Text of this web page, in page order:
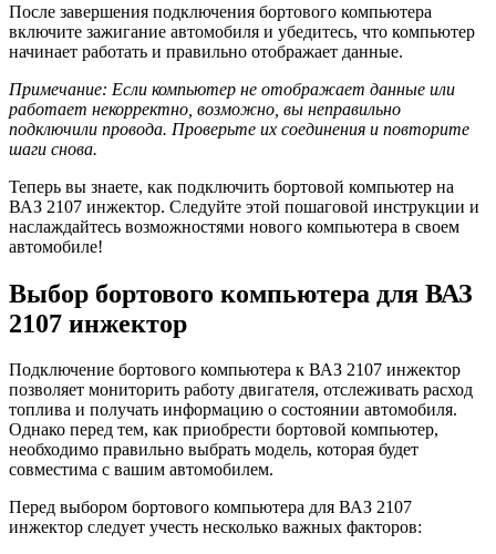
После завершения подключения бортового компьютера
включите зажигание автомобиля и убедитесь, что компьютер
начинает работать и правильно отображает данные.
Примечание: Если компьютер не отображает данные или
работает некорректно, возможно, вы неправильно
подключили провода. Проверьте их соединения и повторите
шаги снова.
Теперь вы знаете, как подключить бортовой компьютер на
ВАЗ 2107 инжектор. Следуйте этой пошаговой инструкции и
наслаждайтесь возможностями нового компьютера в своем
автомобиле!
Выбор бортового компьютера для ВАЗ
2107 инжектор
Подключение бортового компьютера к ВАЗ 2107 инжектор
позволяет мониторить работу двигателя, отслеживать расход
топлива и получать информацию о состоянии автомобиля.
Однако перед тем, как приобрести бортовой компьютер,
необходимо правильно выбрать модель, которая будет
совместима с вашим автомобилем.
Перед выбором бортового компьютера для ВАЗ 2107
инжектор следует учесть несколько важных факторов: